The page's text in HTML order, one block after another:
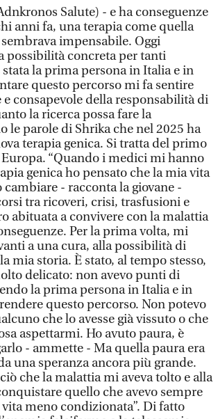
Salute) - e ha conseguenze
anni fa, una terapia come quella
impensabile. Oggi
possibilità concreta per tanti
la prima persona in Italia e in
questo percorso mi fa sentire
consapevole della responsabilità di
la ricerca possa fare la
le parole di Shrika che nel 2025 ha
terapia genica. Si tratta del primo
“Quando i medici mi hanno
genica ho pensato che la mia vita
cambiare - racconta la giovane -
tra ricoveri, crisi, trasfusioni e
abituata a convivere con la malattia
Per la prima volta, mi
a una cura, alla possibilità di
mia storia. È stato, al tempo stesso,
delicato: non avevo punti di
la prima persona in Italia e in
questo percorso. Non potevo
che lo avesse già vissuto o che
aspettarmi. Ho avuto paura, è
- ammette - Ma quella paura era
una speranza ancora più grande.
che la malattia mi aveva tolto e alla
quello che avevo sempre
meno condizionata”. Di fatto